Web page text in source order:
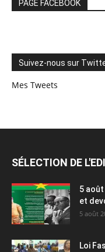
PAGE FACEBOOK
Suivez-nous sur
Mes Tweets
SÉLECTION DE
5
et
5 août
Loi